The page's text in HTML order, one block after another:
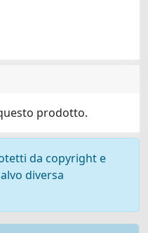
prodotto.
da copyright e
diversa